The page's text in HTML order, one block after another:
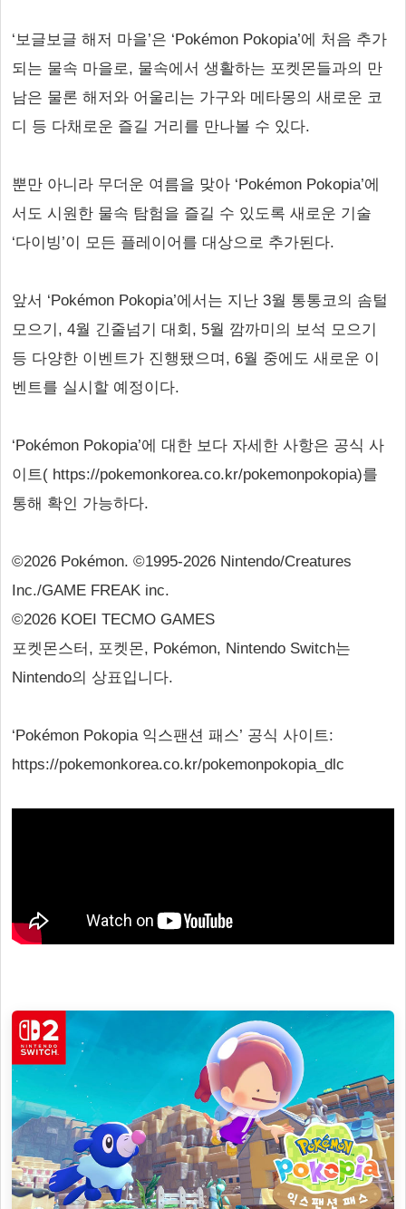
‘보글보글 해저 마을’은 ‘Pokémon Pokopia’에 처음 추가
되는 물속 마을로, 물속에서 생활하는 포켓몬들과의 만
남은 물론 해저와 어울리는 가구와 메타몽의 새로운 코
디 등 다채로운 즐길 거리를 만나볼 수 있다.
뿐만 아니라 무더운 여름을 맞아 ‘Pokémon Pokopia’에
서도 시원한 물속 탐험을 즐길 수 있도록 새로운 기술
‘다이빙’이 모든 플레이어를 대상으로 추가된다.
앞서 ‘Pokémon Pokopia’에서는 지난 3월 통통코의 솜털
모으기, 4월 긴줄넘기 대회, 5월 깜까미의 보석 모으기
등 다양한 이벤트가 진행됐으며, 6월 중에도 새로운 이
벤트를 실시할 예정이다.
‘Pokémon Pokopia’에 대한 보다 자세한 사항은 공식 사
이트( https://pokemonkorea.co.kr/pokemonpokopia)를
통해 확인 가능하다.
©2026 Pokémon. ©1995-2026 Nintendo/Creatures
Inc./GAME FREAK inc.
©2026 KOEI TECMO GAMES
포켓몬스터, 포켓몬, Pokémon, Nintendo Switch는
Nintendo의 상표입니다.
‘Pokémon Pokopia 익스팬션 패스’ 공식 사이트:
https://pokemonkorea.co.kr/pokemonpokopia_dlc